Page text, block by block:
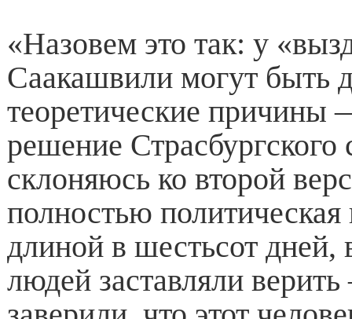
«Назовем это так: у
Саакашвили могут быть
теоретические причины
решение Страсбургского
склоняюсь ко второй
полностью политическая
длиной в шестьсот дней,
людей заставляли